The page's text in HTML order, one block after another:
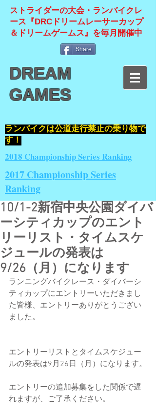
ストライダーの大会・ランバイクレ
ース『DRCドリームレーサーカップ
＆ドリームゲームス』を毎月開催中
Share
DREAM
GAMES
​ランバイクは公道走行禁止の乗り物で
す！
2018 Championship Series Ranking
2017 Championship Series
Ranking
10/1-2新宿中央公園ダイバ
ーシティカップのエント
リーリスト・タイムスケ
ジュールの発表は
9/26（月）になります
ランニングバイクレース・ダイバーシ
ティカップにエントリーいただきまし
た皆様、エントリーありがとうござい
ました。
エントリーリストとタイムスケジュー
ルの発表は9月26日（月）になります。
エントリーの追加募集をした関係で遅
れますが、ご了承ください。